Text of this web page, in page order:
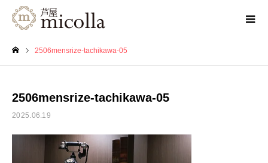
2506mensrize-tachikawa-05
2506mensrize-tachikawa-05
2025.06.19